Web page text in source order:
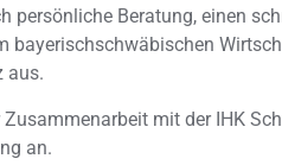
persönliche Beratung, einen
bayerischschwäbischen
aus.
mit der IHK
an.